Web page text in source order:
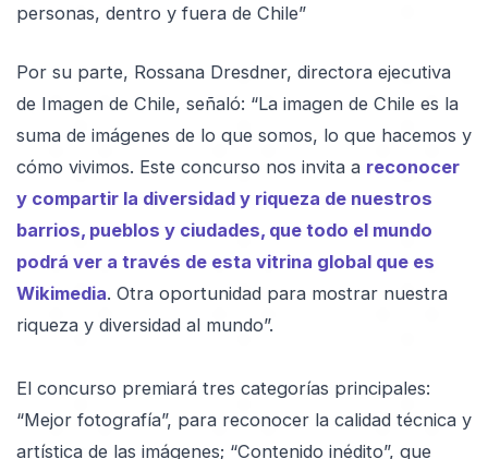
personas, dentro y fuera de Chile”
Por su parte, Rossana Dresdner, directora ejecutiva
de Imagen de Chile, señaló: “La imagen de Chile es la
suma de imágenes de lo que somos, lo que hacemos y
cómo vivimos. Este concurso nos invita a reconocer
y compartir la diversidad y riqueza de nuestros
barrios, pueblos y ciudades, que todo el mundo
podrá ver a través de esta vitrina global que es
Wikimedia. Otra oportunidad para mostrar nuestra
riqueza y diversidad al mundo”.
El concurso premiará tres categorías principales:
“Mejor fotografía”, para reconocer la calidad técnica y
artística de las imágenes; “Contenido inédito”, que